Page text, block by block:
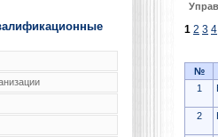
1 2 3 4
№
1
2